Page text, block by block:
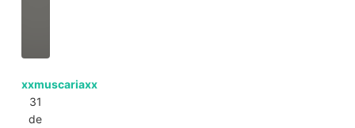
xxmuscariaxx
31
de